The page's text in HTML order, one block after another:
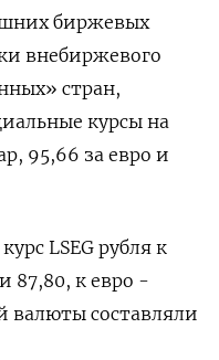
биржевых
внебиржевого
стран,
курсы на
95,66 за евро и
LSEG рубля к
87,80, к евро -
валюты составляли